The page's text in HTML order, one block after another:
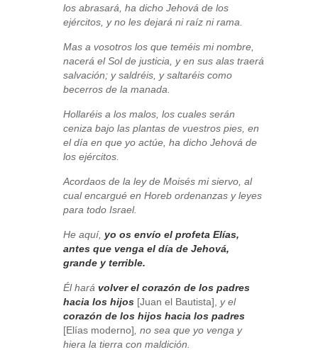
los abrasará, ha dicho Jehová de los
ejércitos, y no les dejará ni raíz ni rama.
Mas a vosotros los que teméis mi nombre,
nacerá el Sol de justicia, y en sus alas traerá
salvación; y saldréis, y saltaréis como
becerros de la manada.
Hollaréis a los malos, los cuales serán
ceniza bajo las plantas de vuestros pies, en
el día en que yo actúe, ha dicho Jehová de
los ejércitos.
Acordaos de la ley de Moisés mi siervo, al
cual encargué en Horeb ordenanzas y leyes
para todo Israel.
He aquí, yo os envío el profeta Elías,
antes que venga el día de Jehová,
grande y terrible.
Él hará volver el corazón de los padres
hacia los hijos [Juan el Bautista], y el
corazón de los hijos hacia los padres
[Elías moderno] , no sea que yo venga y
hiera la tierra con maldición.